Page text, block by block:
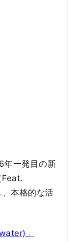
一発目の新
Feat.
本格的な活
」